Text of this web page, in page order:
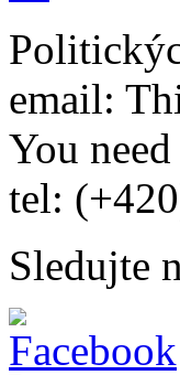
email:
You
tel:
Sledujte